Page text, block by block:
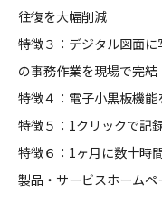
往復を大幅削減
特徴３：デジタル図面に
の事務作業を現場で完結
特徴４：電子小黒板機能
特徴５：1クリックで記
特徴６：1ヶ月に数十時
製品・サービスホームペ